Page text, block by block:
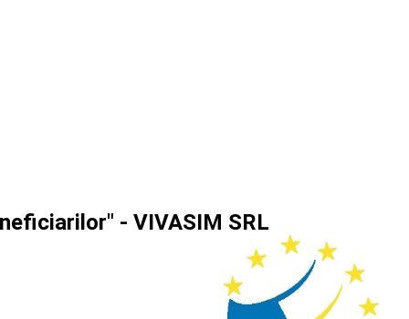
- VIVASIM SRL